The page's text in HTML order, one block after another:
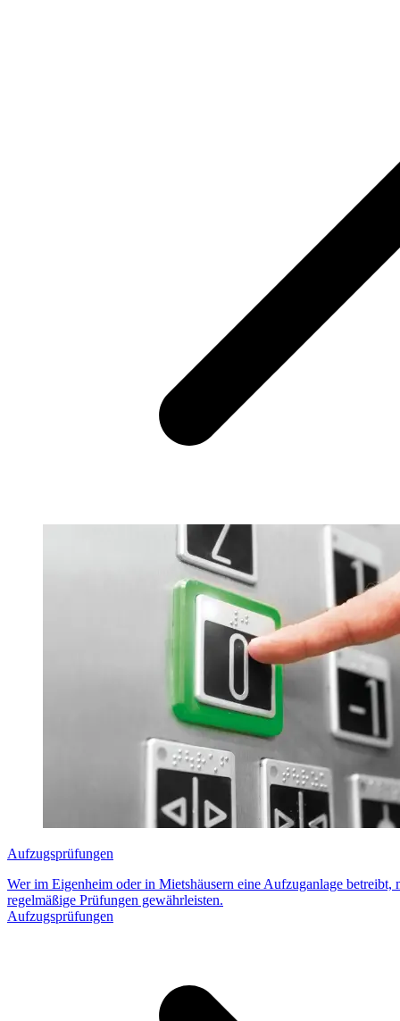
Aufzugsprüfungen
Wer im Eigenheim oder in Mietshäusern eine Aufzuganlage betreibt,
regelmäßige Prüfungen gewährleisten.
Aufzugsprüfungen